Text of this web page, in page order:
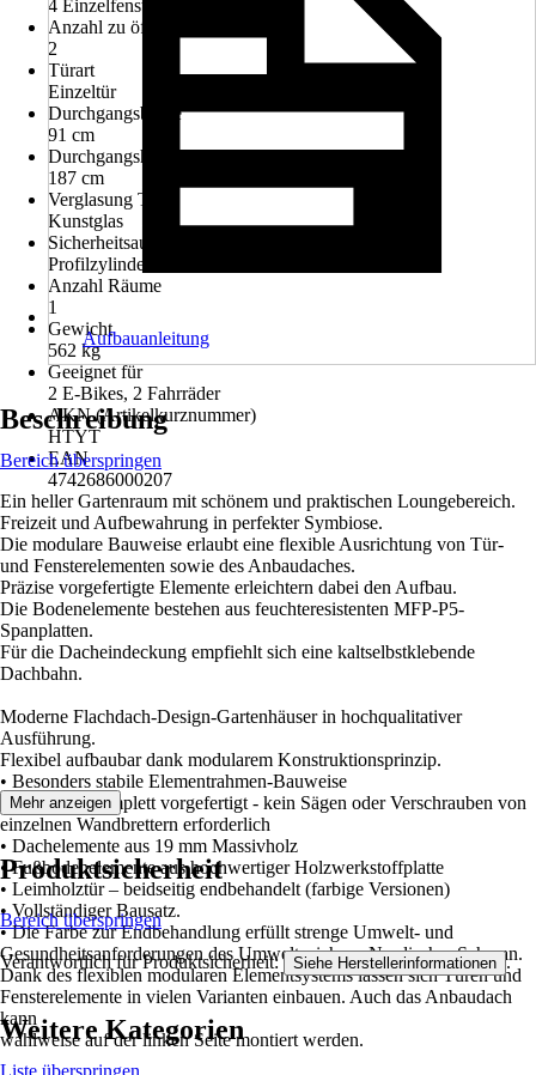
4 Einzelfenster
Anzahl zu öffnender Fenster
2
Türart
Einzeltür
Durchgangsbreite
91 cm
Durchgangshöhe
187 cm
Verglasung Tür
Kunstglas
Sicherheitsausstattung
Profilzylinderschloss
Anzahl Räume
1
Gewicht
562 kg
Geeignet für
2 E-Bikes, 2 Fahrräder
AKN (Artikelkurznummer)
HTYT
EAN
4742686000207
Aufbauanleitung
Beschreibung
Bereich überspringen
Ein heller Gartenraum mit schönem und praktischen Loungebereich.
Freizeit und Aufbewahrung in perfekter Symbiose.
Die modulare Bauweise erlaubt eine flexible Ausrichtung von Tür-
und Fensterelementen sowie des Anbaudaches.
Präzise vorgefertigte Elemente erleichtern dabei den Aufbau.
Die Bodenelemente bestehen aus feuchteresistenten MFP-P5-
Spanplatten.
Für die Dacheindeckung empfiehlt sich eine kaltselbstklebende
Dachbahn.
Moderne Flachdach-Design-Gartenhäuser in hochqualitativer
Ausführung.
Flexibel aufbaubar dank modularem Konstruktionsprinzip.
• Besonders stabile Elementrahmen-Bauweise
• Alle Teile komplett vorgefertigt - kein Sägen oder Verschrauben von
einzelnen Wandbrettern erforderlich
• Dachelemente aus 19 mm Massivholz
• Fußbodenelemente aus hochwertiger Holzwerkstoffplatte
• Leimholztür – beidseitig endbehandelt (farbige Versionen)
• Vollständiger Bausatz.
• Die Farbe zur Endbehandlung erfüllt strenge Umwelt- und
Gesundheitsanforderungen des Umweltzeichens Nordischer Schwan.
Dank des flexiblen modularen Elementsystems lassen sich Türen und
Fensterelemente in vielen Varianten einbauen. Auch das Anbaudach
kann
wahlweise auf der linken Seite montiert werden.
Mehr anzeigen
Produktsicherheit
Bereich überspringen
Verantwortlich für Produktsicherheit: Siehe Herstellerinformationen .
Weitere Kategorien
Liste überspringen